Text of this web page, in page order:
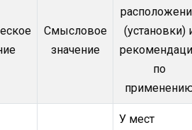
Смысловое
значение
(установки)
по
У мест